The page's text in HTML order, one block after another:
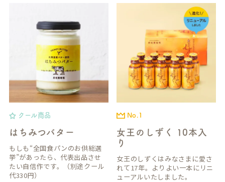
クール商品
はちみつバター
もしも“全国食パンのお供総選
挙”があったら、代表出品させ
たい自信作です。（別途クール
代330円）
No.1
女王のしずく 10本入
り
女王のしずくはみなさまに愛さ
れて17年。よりよい一本にリニ
ューアルいたしました。